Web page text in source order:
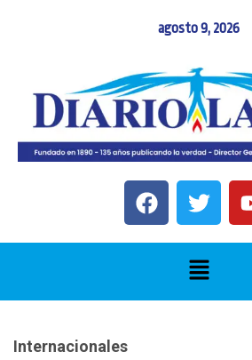
agosto 9, 2026
Internacionales